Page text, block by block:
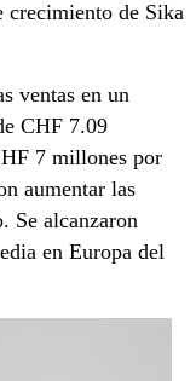
crecimiento de Sika
ventas en un
CHF 7.09
7 millones por
aumentar las
Se alcanzaron
en Europa del